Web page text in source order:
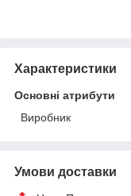
Характеристики
Основні атрибути
Виробник
Умови доставки